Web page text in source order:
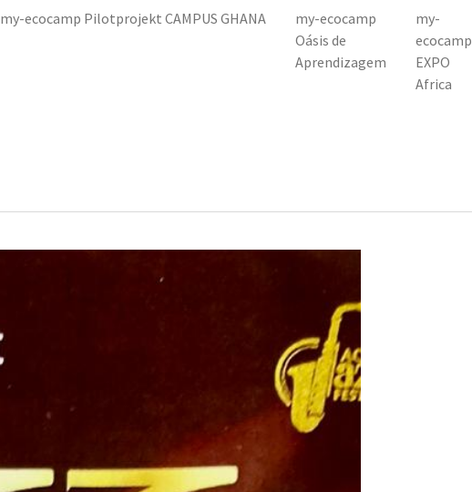
my-ecocamp Pilotprojekt CAMPUS GHANA
my-ecocamp
Oásis de
Aprendizagem
my-
ecocamp
EXPO
Africa